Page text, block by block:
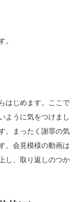
。
はじめます。ここで
ように気をつけまし
。まったく謝罪の気
。会見模様の動画は
し、取り返しのつか